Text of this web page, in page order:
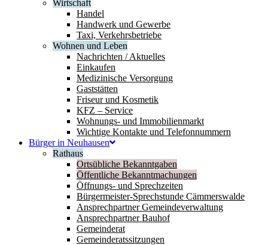
Wirtschaft
Handel
Handwerk und Gewerbe
Taxi, Verkehrsbetriebe
Wohnen und Leben
Nachrichten / Aktuelles
Einkaufen
Medizinische Versorgung
Gaststätten
Friseur und Kosmetik
KFZ – Service
Wohnungs- und Immobilienmarkt
Wichtige Kontakte und Telefonnummern
Bürger in Neuhausen
Rathaus
Ortsübliche Bekanntgaben
Öffentliche Bekanntmachungen
Öffnungs- und Sprechzeiten
Bürgermeister-Sprechstunde Cämmerswalde
Ansprechpartner Gemeindeverwaltung
Ansprechpartner Bauhof
Gemeinderat
Gemeinderatssitzungen